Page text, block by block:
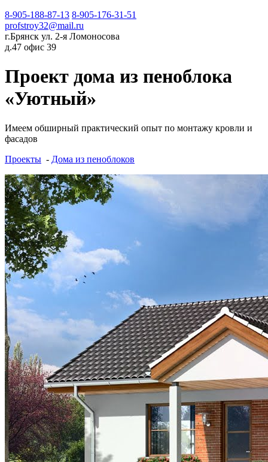
8-905-188-87-13 8-905-176-31-51
profstroy32@mail.ru
г.Брянск ул. 2-я Ломоносова
д.47 офис 39
Проект дома из пеноблока
«Уютный»
Имеем обширный практический опыт по монтажу кровли и
фасадов
Проекты - Дома из пеноблоков